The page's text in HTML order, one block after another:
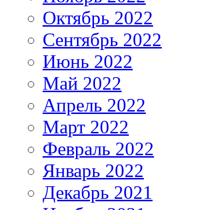
Октябрь 2022
Сентябрь 2022
Июнь 2022
Май 2022
Апрель 2022
Март 2022
Февраль 2022
Январь 2022
Декабрь 2021